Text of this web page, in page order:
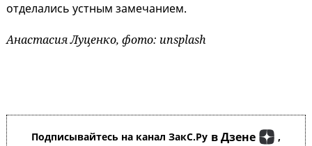
отделались устным замечанием.
Анастасия Луценко, фото: unsplash
Подписывайтесь на канал ЗакС.Ру в Дзене ,